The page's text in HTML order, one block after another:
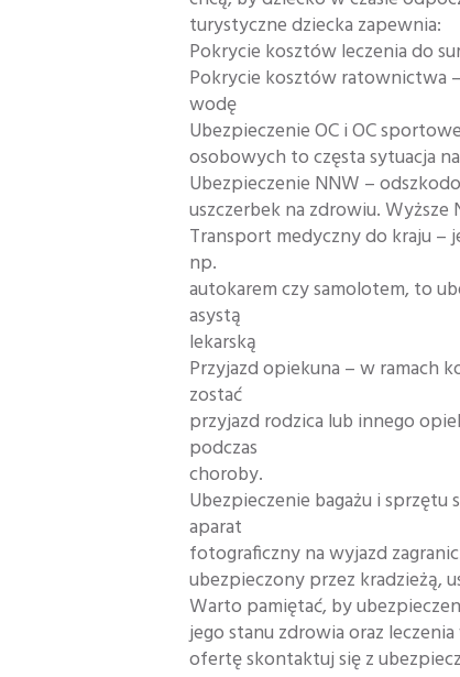
turystyczne dziecka zapewnia:
Pokrycie kosztów leczenia do
Pokrycie kosztów ratownictwa
wodę
Ubezpieczenie OC i OC
osobowych to częsta sytuacja
Ubezpieczenie NNW –
uszczerbek na zdrowiu.
Transport medyczny do kraju –
np.
autokarem czy samolotem, to
asystą
lekarską
Przyjazd opiekuna – w ramach
zostać
przyjazd rodzica lub innego
podczas
choroby.
Ubezpieczenie bagażu i
aparat
fotograficzny na wyjazd
ubezpieczony przez kradzieżą,
Warto pamiętać, by
jego stanu zdrowia oraz
ofertę skontaktuj się z